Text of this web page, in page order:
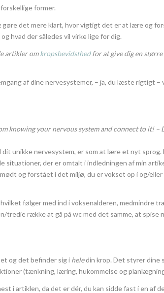
former.
gøre det mere klart, hvor vigtigt det er at lære og
hvad der således vil virke lige for dig.
artikler omkropsbevidsthedfor at give dig en større
af dine nervesystemer, – ja, du læste rigtigt
knowing your nervous system and connect to it! –
unikke nervesystem, er som at lære et nyt
situationer, der er omtalt i indledningen af min
og forstået i det miljø, du er vokset op i og/
følger med ind i voksenalderen, medmindre
tredie række at gå på wc med det samme, at
og det befinder sig i heledin krop. Det styrer dine
(tænkning, læring, hukommelse og
i artiklen, da det er dér, du kan sidde fast i en af